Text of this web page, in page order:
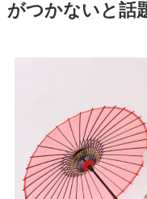
がつかないと話